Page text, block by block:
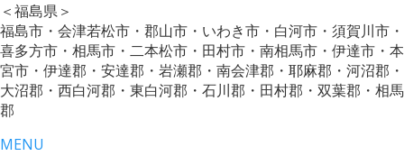
＜福島県＞
福島市・会津若松市・郡山市・いわき市・白河市・須賀川市・
喜多方市・相馬市・二本松市・田村市・南相馬市・伊達市・本
宮市・伊達郡・安達郡・岩瀬郡・南会津郡・耶麻郡・河沼郡・
大沼郡・西白河郡・東白河郡・石川郡・田村郡・双葉郡・相馬
郡
MENU